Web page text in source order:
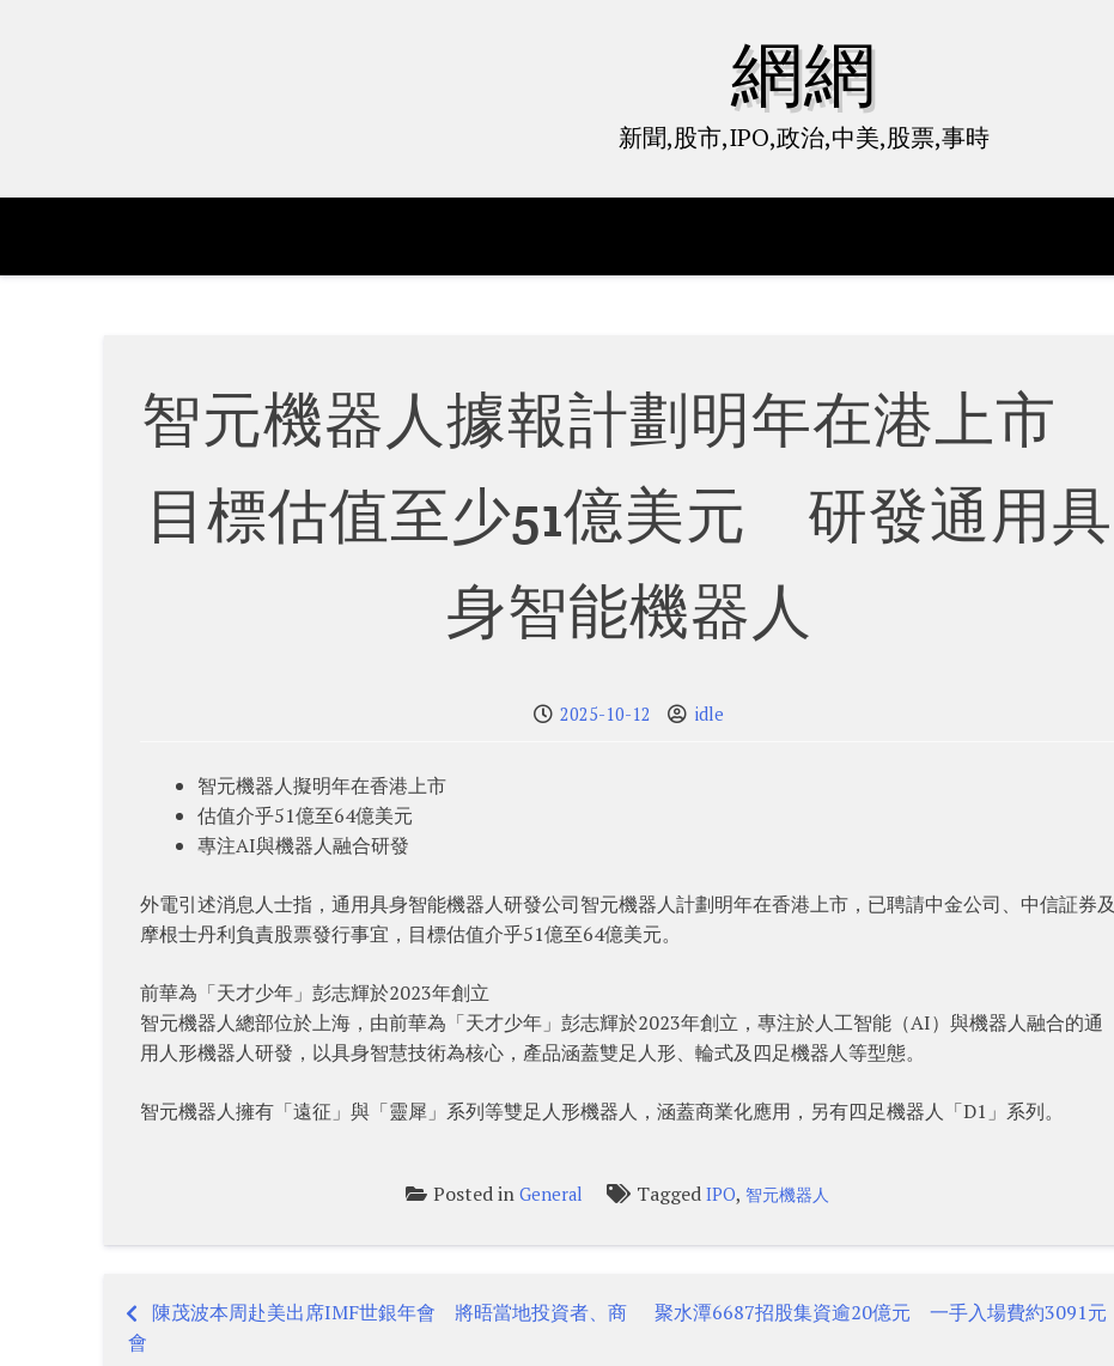
網網
新聞,股市,IPO,政治,中美,股票,事時
智元機器人據報計劃明年在港上市
目標估值至少51億美元 研發通用具
身智能機器人
2025-10-12 idle
智元機器人擬明年在香港上市
估值介乎51億至64億美元
專注AI與機器人融合研發
外電引述消息人士指，通用具身智能機器人研發公司智元機器人計劃明年在香港上市，已聘請中金公司、中信証券及
摩根士丹利負責股票發行事宜，目標估值介乎51億至64億美元。
前華為「天才少年」彭志輝於2023年創立
智元機器人總部位於上海，由前華為「天才少年」彭志輝於2023年創立，專注於人工智能（AI）與機器人融合的通
用人形機器人研發，以具身智慧技術為核心，產品涵蓋雙足人形、輪式及四足機器人等型態。
智元機器人擁有「遠征」與「靈犀」系列等雙足人形機器人，涵蓋商業化應用，另有四足機器人「D1」系列。
Posted in General Tagged IPO, 智元機器人
Post
陳茂波本周赴美出席IMF世銀年會 將晤當地投資者、商
會
聚水潭6687招股集資逾20億元 一手入場費約3091元